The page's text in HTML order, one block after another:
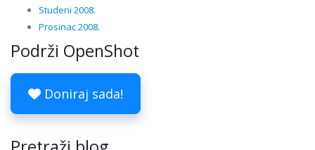
Studeni 2008.
Prosinac 2008.
Podrži OpenShot
Doniraj sada!